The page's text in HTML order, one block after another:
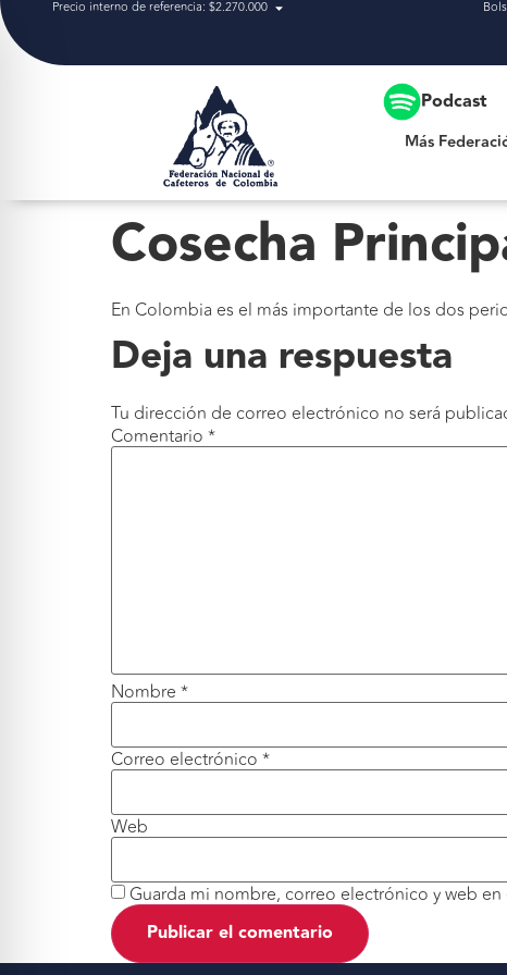
Precio interno de referencia: $2.270.000
Podcast
Más
Cosecha
En Colombia es el más importante de los dos
Deja una respuesta
Tu dirección de correo electrónico no será
Comentario *
Nombre *
Correo electrónico *
Web
Guarda mi nombre, correo electrónico y web